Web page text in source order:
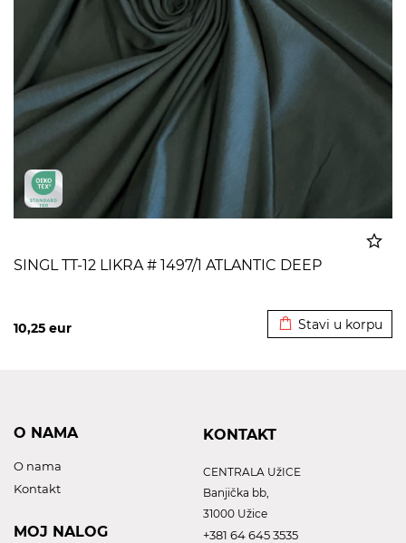
SINGL TT-12 LIKRA # 1497/1 ATLANTIC DEEP
10,25 eur Stavi u korpu
O NAMA
O nama
Kontakt
MOJ NALOG
KONTAKT
CENTRALA UžICE
Banjička bb,
31000 Užice
+381 64 645 3535